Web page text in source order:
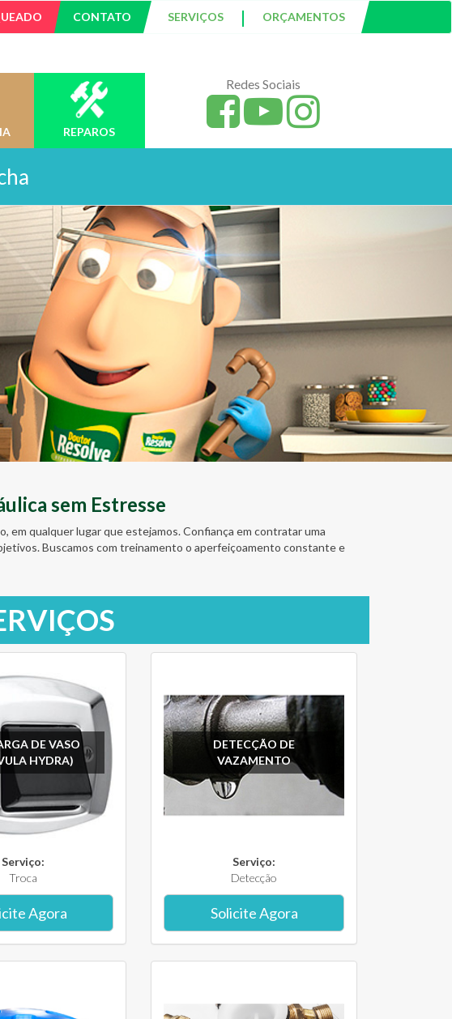
CONTATO SERVIÇOS | ORÇAMENTOS
REPAROS
Redes Sociais
sem Estresse
em qualquer lugar que estejamos. Confiança em contratar uma
Buscamos com treinamento o aperfeiçoamento constante e
DE VASO
HYDRA)
Serviço:
Troca
Agora
DETECÇÃO DE
VAZAMENTO
Serviço:
Detecção
Solicite Agora